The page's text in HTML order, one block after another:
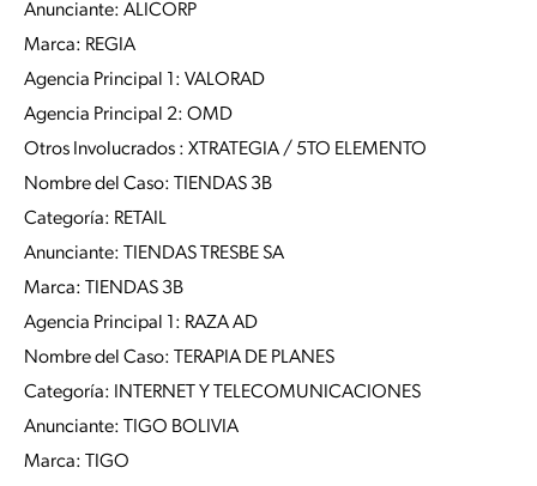
Anunciante: ALICORP
Marca: REGIA
Agencia Principal 1: VALORAD
Agencia Principal 2: OMD
Otros Involucrados : XTRATEGIA / 5TO ELEMENTO
Nombre del Caso: TIENDAS 3B
Categoría: RETAIL
Anunciante: TIENDAS TRESBE SA
Marca: TIENDAS 3B
Agencia Principal 1: RAZA AD
Nombre del Caso: TERAPIA DE PLANES
Categoría: INTERNET Y TELECOMUNICACIONES
Anunciante: TIGO BOLIVIA
Marca: TIGO